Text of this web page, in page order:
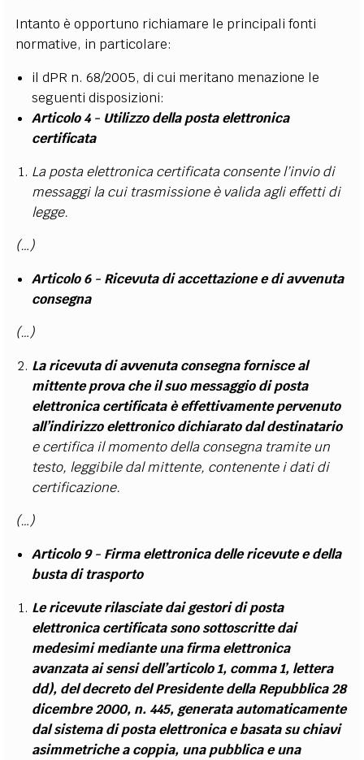
Intanto è opportuno richiamare le principali fonti
normative, in particolare:
il dPR n. 68/2005, di cui meritano menazione le
seguenti disposizioni:
Articolo 4 - Utilizzo della posta elettronica
certificata
La posta elettronica certificata consente l’invio di
messaggi la cui trasmissione è valida agli effetti di
legge.
(…)
Articolo 6 - Ricevuta di accettazione e di avvenuta
consegna
(…)
La ricevuta di avvenuta consegna fornisce al
mittente prova che il suo messaggio di posta
elettronica certificata è effettivamente pervenuto
all’indirizzo elettronico dichiarato dal destinatario
e certifica il momento della consegna tramite un
testo, leggibile dal mittente, contenente i dati di
certificazione.
(…)
Articolo 9 - Firma elettronica delle ricevute e della
busta di trasporto
Le ricevute rilasciate dai gestori di posta
elettronica certificata sono sottoscritte dai
medesimi mediante una firma elettronica
avanzata ai sensi dell’articolo 1, comma 1, lettera
dd), del decreto del Presidente della Repubblica 28
dicembre 2000, n. 445, generata automaticamente
dal sistema di posta elettronica e basata su chiavi
asimmetriche a coppia, una pubblica e una